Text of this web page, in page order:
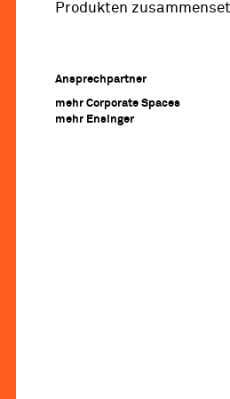
Produkten
Ansprechpartner
mehr Corporate Spaces
mehr Ensinger